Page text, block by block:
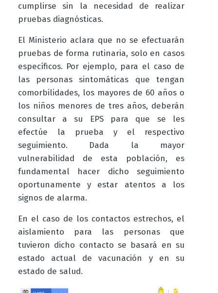
cumplirse sin la necesidad de realizar
pruebas diagnósticas.
El Ministerio aclara que no se efectuarán
pruebas de forma rutinaria, solo en casos
específicos. Por ejemplo, para el caso de
las personas sintomáticas que tengan
comorbilidades, los mayores de 60 años o
los niños menores de tres años, deberán
consultar a su EPS para que se les
efectúe la prueba y el respectivo
seguimiento. Dada la mayor
vulnerabilidad de esta población, es
fundamental hacer dicho seguimiento
oportunamente y estar atentos a los
signos de alarma.
En el caso de los contactos estrechos, el
aislamiento para las personas que
tuvieron dicho contacto se basará en su
estado actual de vacunación y en su
estado de salud.